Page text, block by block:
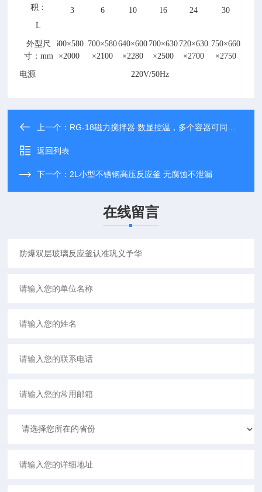
积：
L
3 6 10 16 24 30
外型尺
寸：mm
600×580
×2000
700×580
×2100
640×600
×2280
700×630
×2500
720×630
×2700
750×660
×2750
电源 220V/50Hz
上一个： RG-18磁力搅拌器 数显控温，多个容器可同时进行
返回列表
下一个： 2L小型不锈钢高压反应釜 无腐蚀不泄漏
在线留言